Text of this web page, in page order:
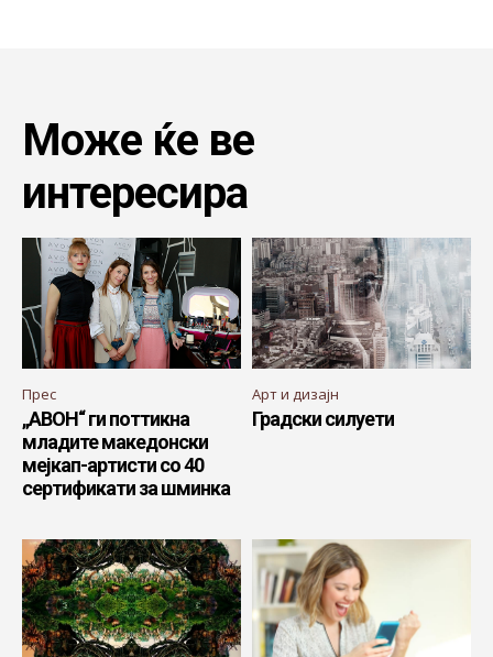
Може ќе ве
интересира
Прес
„АВОН“ ги поттикна
младите македонски
мејкап-артисти со 40
сертификати за шминка
Арт и дизајн
Градски силуети